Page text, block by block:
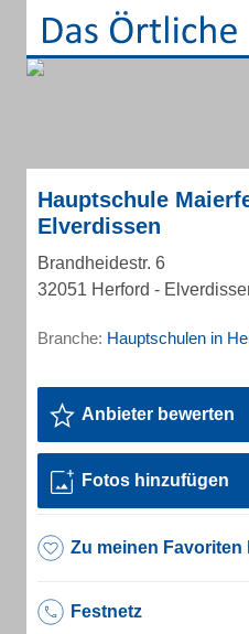
Hauptschule
Elverdissen
Brandheidestr. 6
32051 Herford -
Branche: Hauptschulen in
Anbieter bewerten
Fotos hinzufügen
Zu meinen Favoriten
Festnetz